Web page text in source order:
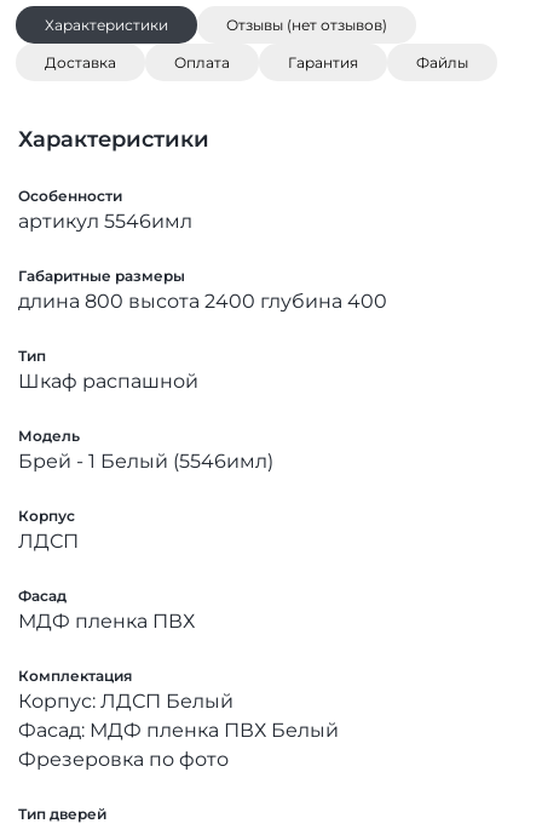
Характеристики Отзывы (нет отзывов)
Доставка Оплата Гарантия Файлы
Характеристики
Особенности
артикул 5546имл
Габаритные размеры
длина 800 высота 2400 глубина 400
Тип
Шкаф распашной
Модель
Брей - 1 Белый (5546имл)
Корпус
ЛДСП
Фасад
МДФ пленка ПВХ
Комплектация
Корпус: ЛДСП Белый
Фасад: МДФ пленка ПВХ Белый
Фрезеровка по фото
Тип дверей